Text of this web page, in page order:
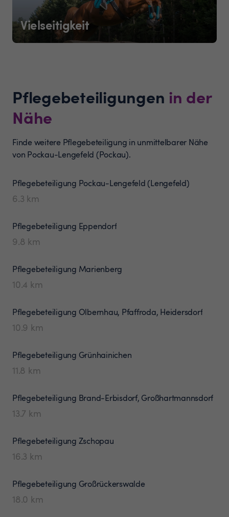
Vielseitigkeit
Pflegebeteiligungen in der
Nähe
Finde weitere Pflegebeteiligung in unmittelbarer Nähe
von Pockau-Lengefeld (Pockau).
Pflegebeteiligung Pockau-Lengefeld (Lengefeld)
6.3 km
Pflegebeteiligung Eppendorf
9.8 km
Pflegebeteiligung Marienberg
10.4 km
Pflegebeteiligung Olbernhau, Pfaffroda, Heidersdorf
10.9 km
Pflegebeteiligung Grünhainichen
11.8 km
Pflegebeteiligung Brand-Erbisdorf, Großhartmannsdorf
13.7 km
Pflegebeteiligung Zschopau
16.3 km
Pflegebeteiligung Großrückerswalde
18.0 km